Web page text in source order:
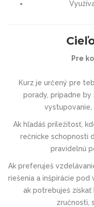
Pre
Kurz je určený pre
porady, prípadne
vystupovanie,
Ak hľadáš príležitosť,
rečnícke schopnosti
pravidelnú
Ak preferuješ
riešenia a inšpirácie pod
ak potrebuješ
zručnosti,